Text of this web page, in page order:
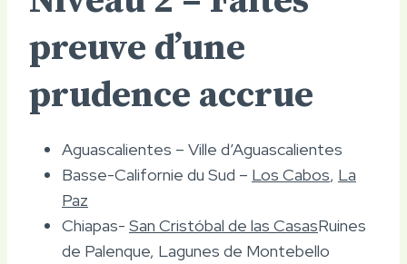
preuve d’une
prudence accrue
Aguascalientes – Ville d’Aguascalientes
Basse-Californie du Sud – Los Cabos, La
Paz
Chiapas- San Cristóbal de las CasasRuines
de Palenque, Lagunes de Montebello